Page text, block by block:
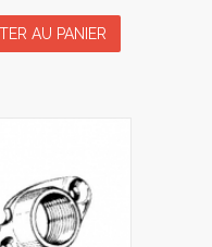
AU PANIER